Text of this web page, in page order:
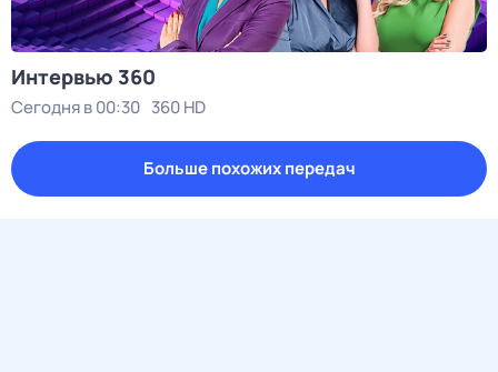
Интервью 360
Сегодня в 00:30 360 HD
Больше похожих передач